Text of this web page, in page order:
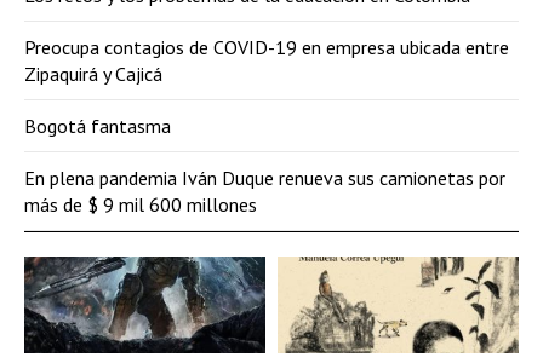
Preocupa contagios de COVID-19 en empresa ubicada entre
Zipaquirá y Cajicá
Bogotá fantasma
En plena pandemia Iván Duque renueva sus camionetas por
más de $ 9 mil 600 millones